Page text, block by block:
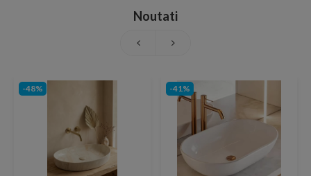
Noutati
-48% -41%